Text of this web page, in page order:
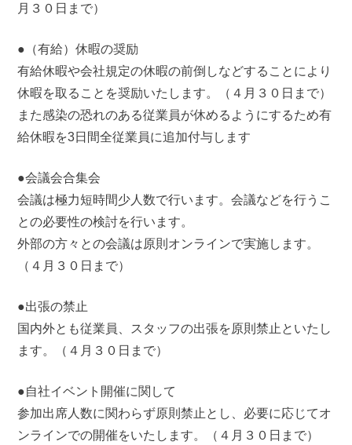
月３０日まで）
●（有給）休暇の奨励
有給休暇や会社規定の休暇の前倒しなどすることにより
休暇を取ることを奨励いたします。（４月３０日まで）
また感染の恐れのある従業員が休めるようにするため有
給休暇を3日間全従業員に追加付与します
●会議会合集会
会議は極力短時間少人数で行います。会議などを行うこ
との必要性の検討を行います。
外部の方々との会議は原則オンラインで実施します。
（４月３０日まで）
●出張の禁止
国内外とも従業員、スタッフの出張を原則禁止といたし
ます。（４月３０日まで）
●自社イベント開催に関して
参加出席人数に関わらず原則禁止とし、必要に応じてオ
ンラインでの開催をいたします。（４月３０日まで）